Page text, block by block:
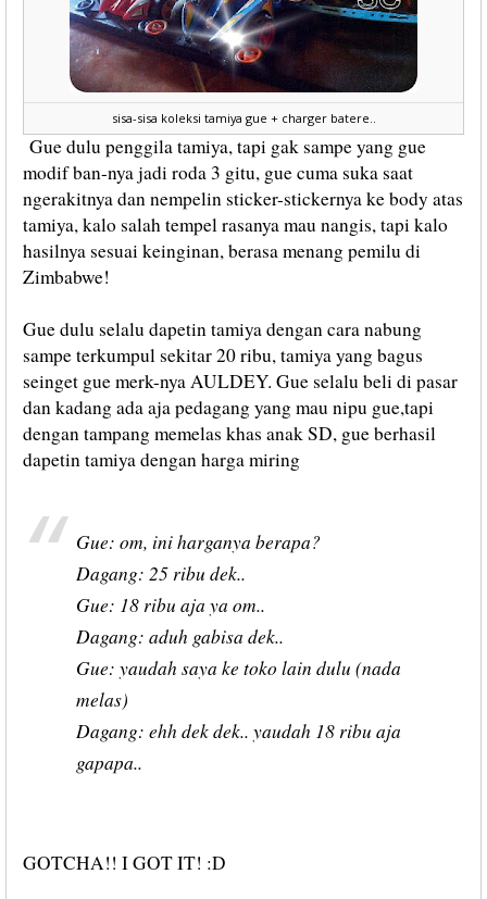
sisa-sisa koleksi tamiya gue + charger batere..
Gue dulu penggila tamiya, tapi gak sampe yang gue
modif ban-nya jadi roda 3 gitu, gue cuma suka saat
ngerakitnya dan nempelin sticker-stickernya ke body atas
tamiya, kalo salah tempel rasanya mau nangis, tapi kalo
hasilnya sesuai keinginan, berasa menang pemilu di
Zimbabwe!
Gue dulu selalu dapetin tamiya dengan cara nabung
sampe terkumpul sekitar 20 ribu, tamiya yang bagus
seinget gue merk-nya AULDEY. Gue selalu beli di pasar
dan kadang ada aja pedagang yang mau nipu gue,tapi
dengan tampang memelas khas anak SD, gue berhasil
dapetin tamiya dengan harga miring
Gue: om, ini harganya berapa?
Dagang: 25 ribu dek..
Gue: 18 ribu aja ya om..
Dagang: aduh gabisa dek..
Gue: yaudah saya ke toko lain dulu (nada
melas)
Dagang: ehh dek dek.. yaudah 18 ribu aja
gapapa..
GOTCHA!! I GOT IT! :D